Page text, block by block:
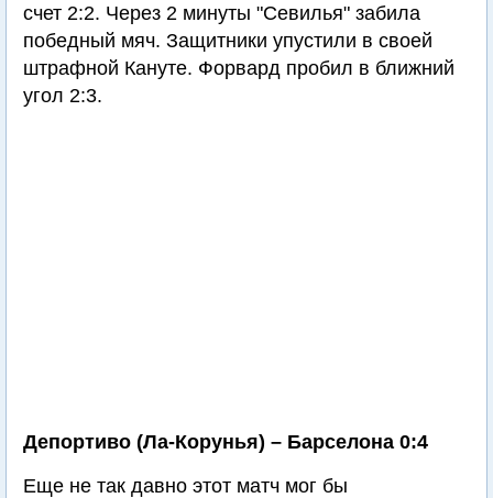
счет 2:2. Через 2 минуты "Севилья" забила
победный мяч. Защитники упустили в своей
штрафной Кануте. Форвард пробил в ближний
угол 2:3.
Депортиво (Ла-Корунья) – Барселона 0:4
Еще не так давно этот матч мог бы